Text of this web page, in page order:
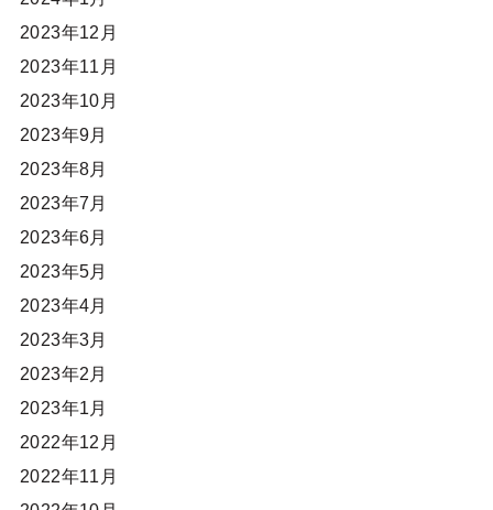
2023年12月
2023年11月
2023年10月
2023年9月
2023年8月
2023年7月
2023年6月
2023年5月
2023年4月
2023年3月
2023年2月
2023年1月
2022年12月
2022年11月